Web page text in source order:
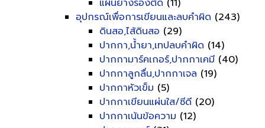
แผ่นยางรองตัด (11)
อุปกรณ์เพื่อการเขียนและลบคำผิด (243)
ดินสอ,ไส้ดินสอ (29)
ปากกา,น้ำยา,เทปลบคำผิด (14)
ปากกามาร์คเกอร์,ปากกาเคมี (40)
ปากกาลูกลื่น,ปากกาเจล (19)
ปากกาหัวเข็ม (5)
ปากกาเขียนแผ่นใส/ซีดี (20)
ปากกาเน้นข้อความ (12)